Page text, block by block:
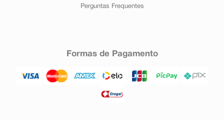
Perguntas Frequentes
Formas de Pagamento